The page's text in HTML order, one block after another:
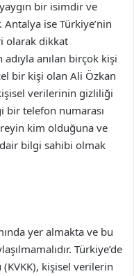
bir isimdir ve
ise Türkiye’nin
olarak dikkat
anılan birçok kişi
bir kişi olan Ali Özkan
verilerinin gizliliği
bir telefon numarası
kim olduğuna ve
bilgi sahibi olmak
yer almakta ve bu
Türkiye’de
kişisel verilerin